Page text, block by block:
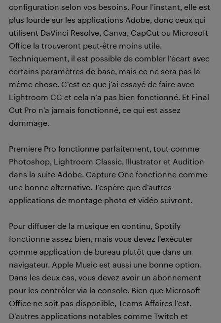
configuration selon vos besoins. Pour l’instant, elle est
plus lourde sur les applications Adobe, donc ceux qui
utilisent DaVinci Resolve, Canva, CapCut ou Microsoft
Office la trouveront peut-être moins utile.
Techniquement, il est possible de combler l’écart avec
certains paramètres de base, mais ce ne sera pas la
même chose. C’est ce que j’ai essayé de faire avec
Lightroom CC et cela n’a pas bien fonctionné. Et Final
Cut Pro n’a jamais fonctionné, ce qui est assez
dommage.
Premiere Pro fonctionne parfaitement, tout comme
Photoshop, Lightroom Classic, Illustrator et Audition
dans la suite Adobe. Capture One fonctionne comme
une bonne alternative. J’espère que d’autres
applications de montage photo et vidéo suivront.
Pour diffuser de la musique en continu, Spotify
fonctionne assez bien, mais vous devez l’exécuter
comme application de bureau plutôt que dans un
navigateur. Apple Music est aussi une bonne option.
Dans les deux cas, vous devez avoir un abonnement
pour les contrôler via la console. Bien que Microsoft
Office ne soit pas disponible, Teams Affaires l’est.
D’autres applications notables comme Twitch et